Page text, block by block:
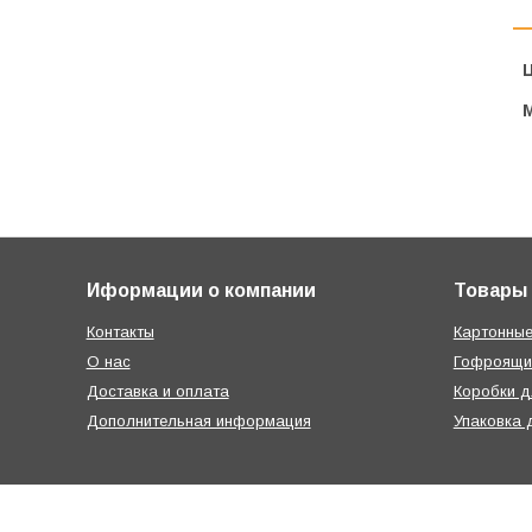
Иформации о компании
Контакты
О нас
Доставка и оплата
Дополнительная информация
Товары
Коробки
Упаковка